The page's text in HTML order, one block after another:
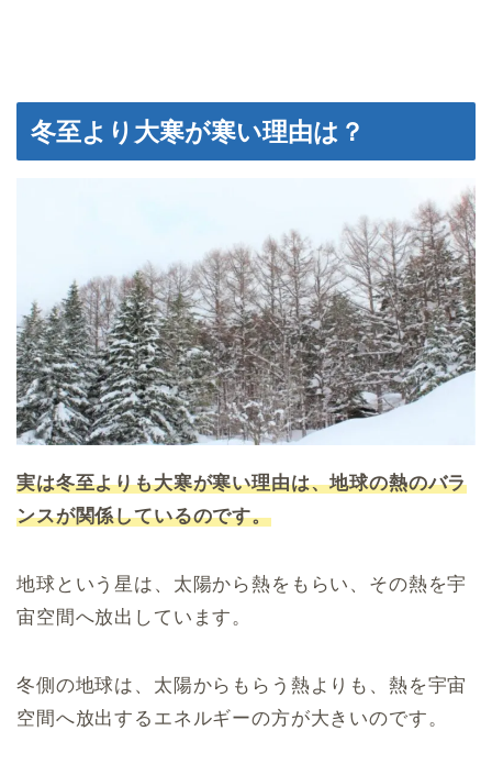
冬至より大寒が寒い理由は？
実は冬至よりも大寒が寒い理由は、地球の熱のバラ
ンスが関係しているのです。
地球という星は、太陽から熱をもらい、その熱を宇
宙空間へ放出しています。
冬側の地球は、太陽からもらう熱よりも、熱を宇宙
空間へ放出するエネルギーの方が大きいのです。